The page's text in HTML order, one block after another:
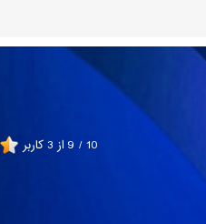
9 / 10 از3 کاربر